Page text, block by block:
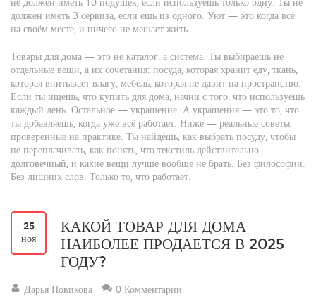
должен иметь 3 сервиза, если ешь из одного. Уют — это когда всё
на своём месте, и ничего не мешает жить.
Товары для дома — это не каталог, а система. Ты выбираешь не
отдельные вещи, а их сочетания: посуда, которая хранит еду, ткань,
которая впитывает влагу, мебель, которая не давит на пространство.
Если ты ищешь, что купить для дома, начни с того, что используешь
каждый день. Остальное — украшение. А украшения — это то, что
ты добавляешь, когда уже всё работает. Ниже — реальные советы,
проверенные на практике. Ты найдёшь, как выбрать посуду, чтобы
не переплачивать, как понять, что текстиль действительно
долговечный, и какие вещи лучше вообще не брать. Без философии.
Без лишних слов. Только то, что работает.
25
ноя
КАКОЙ ТОВАР ДЛЯ ДОМА
НАИБОЛЕЕ ПРОДАЕТСЯ В 2025
ГОДУ?
Дарья Новикова 0 Комментарии